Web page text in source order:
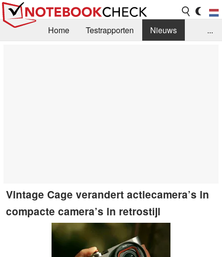
Home Testrapporten
Nieuws
...
Vintage Cage verandert actiecamera’s in
compacte camera’s in retrostijl